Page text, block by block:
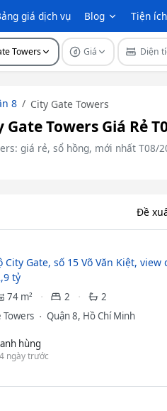
giá dịch vụ Blog Tiện ích
Towers Giá Diện
8 City Gate Towers
Towers Giá Rẻ
giá rẻ, sổ hồng, mới nhất
Đề
City Gate, số 15 Võ Văn Kiệt, view
tỷ
74 m² 2
2
Towers
Quận 8, Hồ Chí Minh
hùng
ngày trước